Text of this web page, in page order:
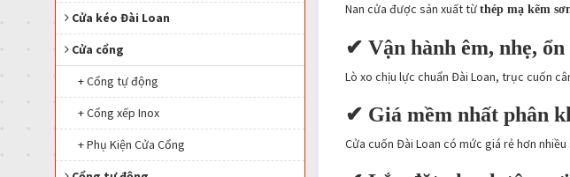
Nan cửa được sản xuất từ thép mạ kẽm
✔ Vận hành êm, nhẹ,
Lò xo chịu lực chuẩn Đài Loan, trục cuốn
✔ Giá mềm nhất phân
Cửa cuốn Đài Loan có mức giá rẻ hơn
Cửa kéo Đài Loan
Cửa cổng
+ Cổng tự động
+ Cổng xếp Inox
+ Phụ Kiện Cửa Cổng